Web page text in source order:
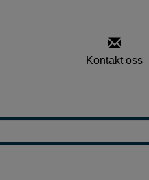
Kontakt oss